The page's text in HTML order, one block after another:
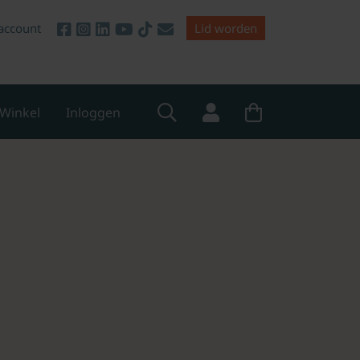
Lid worden
Winkel Inloggen